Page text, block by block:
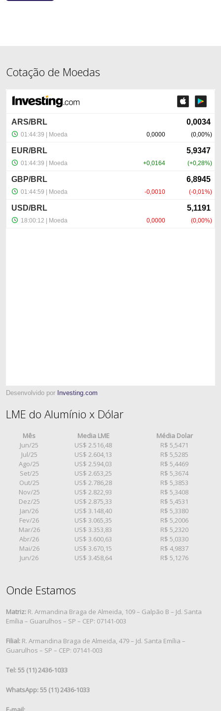
Cotação de Moedas
Desenvolvido por Investing.com
LME do Alumínio x Dólar
Mês Media LME
Média Dolar
Jun/25
US$ 2.516,48
R$ 5,5471
Jul/25
US$ 2.604,13
R$ 5,5285
Ago/25
US$ 2.594,03
R$ 5,4469
Set/25
US$ 2.653,25
R$ 5,3674
Out/25
US$ 2.786,28
R$ 5,3853
Nov/25
US$ 2.822,93
R$ 5,3408
Dez/25
US$ 2.875,33
R$ 5,4531
Jan/26
US$ 3.148,40
R$ 5,3380
Fev/26
US$ 3.065,35
R$ 5,2006
Mar/26
US$ 3.353,83
R$ 5,2320
Abr/26
US$ 3.600,63
R$ 5,0330
Mai/26
US$ 3.670,15
R$ 4,9837
Jun/26
US$ 3.458,64 R$ 5,1276
Onde Estamos
Matriz: R. Armandina Braga de Almeida, 109 – Galpão B – Jd. Santa
Emília – Guarulhos – SP – CEP: 07141-003
Filial: R. Armandina Braga de Almeida, 479 – Jd. Santa Emília –
Guarulhos – SP – CEP: 07141-003
Tel: 55 (11) 2436-1033
WhatsApp: 55 (11) 2436-1033